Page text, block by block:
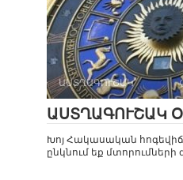
ԱՍՏՂԱԳՈՒՇԱԿ
ԱՍՏՂԱԳՈՒՇԱԿ
Խոյ Հակասական
ընկնում եք մտորումների